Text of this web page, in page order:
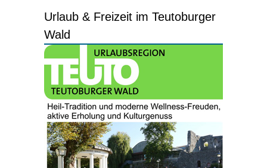
Urlaub & Freizeit im Teutoburger
Wald